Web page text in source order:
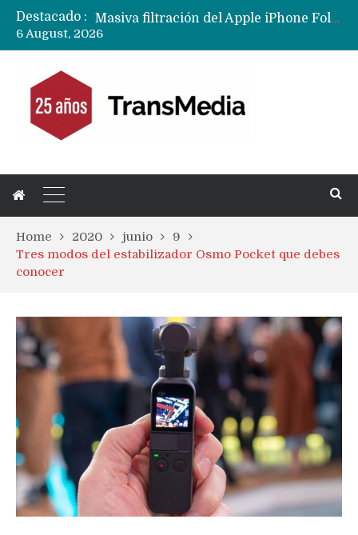
Destacado :
6 August, 2026
Home 2020 junio
9
Tres modos del estabilizador Osmo Pocket que debes
conocer